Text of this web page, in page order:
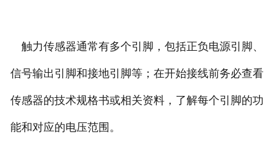
触力传感器通常有多个引脚，包括正负电源引脚、
信号输出引脚和接地引脚等；在开始接线前务必查看
传感器的技术规格书或相关资料，了解每个引脚的功
能和对应的电压范围。